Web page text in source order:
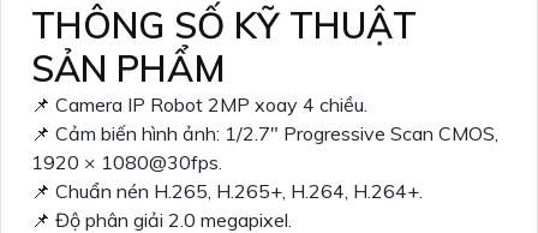
THÔNG SỐ KỸ THUẬT
SẢN PHẨM
📌 Camera IP Robot 2MP xoay 4 chiều.
📌 Cảm biến hình ảnh: 1/2.7″ Progressive Scan CMOS,
1920 × 1080@30fps.
📌 Chuẩn nén H.265, H.265+, H.264, H.264+.
📌 Độ phân giải 2.0 megapixel.